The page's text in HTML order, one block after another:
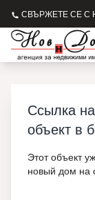
СВЪРЖЕТЕ СЕ С
Ссылка
объект в
Этот объект
новый дом на